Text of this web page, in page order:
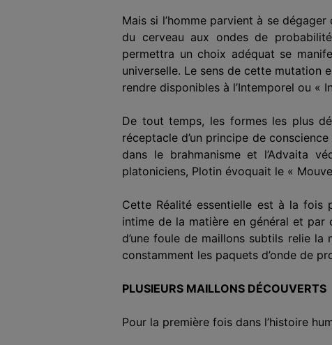
Mais si l’homme parvient à se
du cerveau aux ondes de
permettra un choix adéquat se
universelle. Le sens de cette mutation
rendre disponibles à l’Intemporel ou «
De tout temps, les formes les plus
réceptacle d’un principe de
dans le brahmanisme et l’Advaita
platoniciens, Plotin évoquait le «
Cette Réalité essentielle est à la fois
intime de la matière en général et par
d’une foule de maillons subtils relie
constamment les paquets d’onde de
PLUSIEURS MAILLONS DÉCOUVERTS
Pour la première fois dans l’histoire